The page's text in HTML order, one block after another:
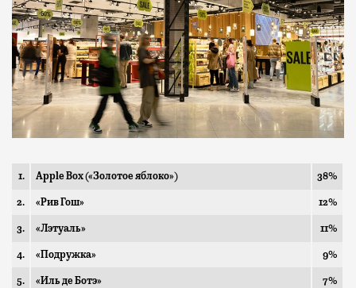
1. Apple Box («Золотое яблоко») 38%
2. «Рив Гош» 12%
3. «Лэтуаль» 11%
4. «Подружка» 9%
5. «Иль де Ботэ» 7%